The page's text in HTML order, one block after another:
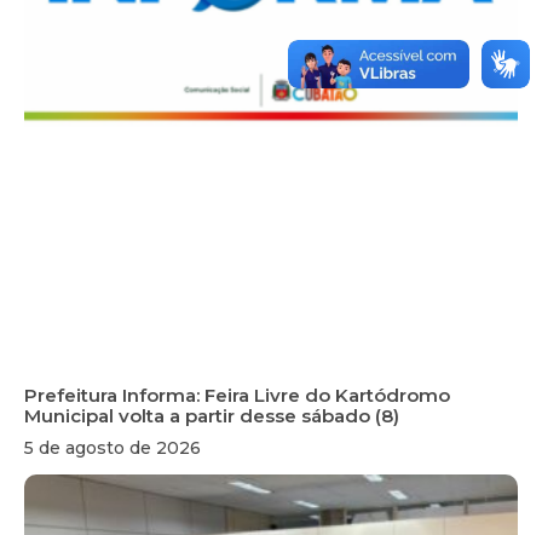
Prefeitura Informa: Feira Livre do Kartódromo
Municipal volta a partir desse sábado (8)
5 de agosto de 2026